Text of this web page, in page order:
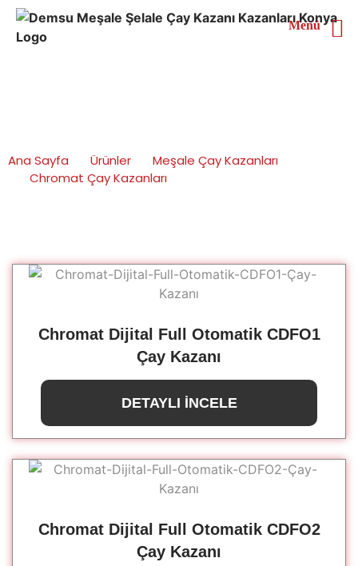
Ana Sayfa Ürünler
Meşale Çay Kazanları
Chromat Çay Kazanları
Chromat Dijital Full Otomatik CDFO1
Çay Kazanı
DETAYLI İNCELE
Chromat Dijital Full Otomatik CDFO2
Çay Kazanı
Menü